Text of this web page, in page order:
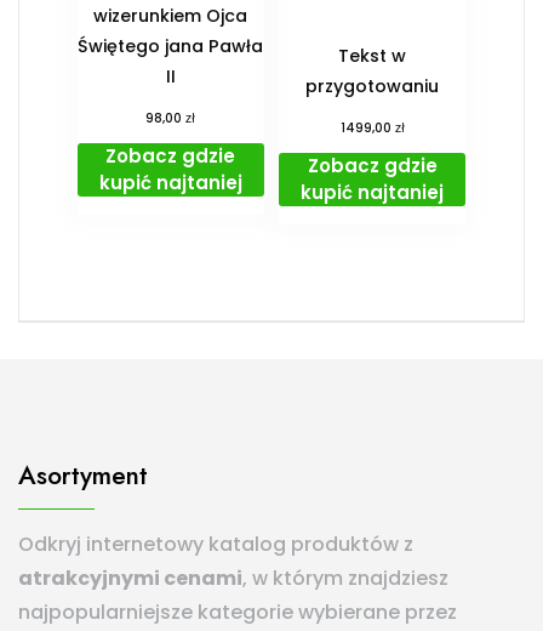
wizerunkiem Ojca
Świętego jana Pawła
II
98,00zł
Zobacz gdzie
kupić najtaniej
Tekst w
przygotowaniu
1499,00 zł
Zobacz gdzie
kupić najtaniej
Asortyment
Odkryj internetowy katalog produktów z
atrakcyjnymi cenami, w którym znajdziesz
najpopularniejsze kategorie wybierane przez